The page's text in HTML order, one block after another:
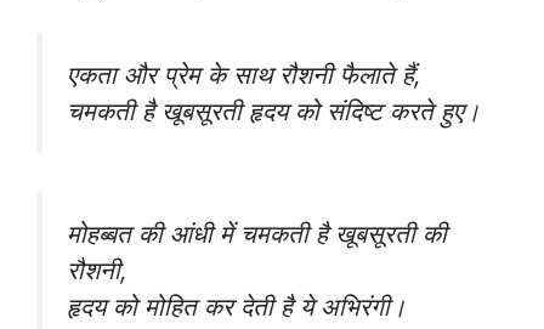
एकता और प्रेम के साथ रौशनी फैलाते हैं,
चमकती है खूबसूरती हृदय को संदिष्ट करते हुए।
मोहब्बत की आंधी में चमकती है खूबसूरती की
रौशनी,
हृदय को मोहित कर देती है ये अभिरंगी।